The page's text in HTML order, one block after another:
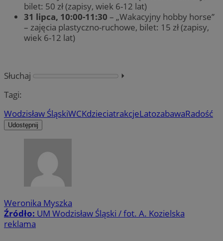
bilet: 50 zł (zapisy, wiek 6-12 lat)
31 lipca, 10:00-11:30 – „Wakacyjny hobby horse”
– zajęcia plastyczno-ruchowe, bilet: 15 zł (zapisy,
wiek 6-12 lat)
Słuchaj
⏵︎
Tagi:
Wodzisław ŚląskiWCKdzieciatrakcjeLatozabawaRadość
Udostępnij
Weronika Myszka
Źródło: UM Wodzisław Śląski / fot. A. Kozielska
reklama